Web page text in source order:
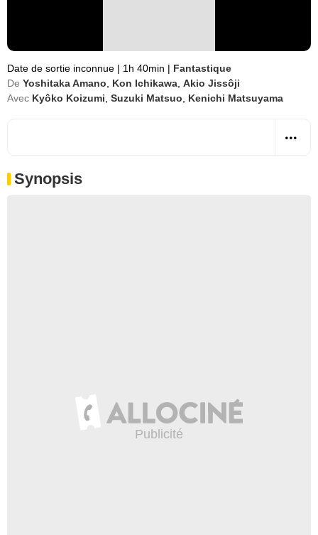
Date de sortie inconnue | 1h 40min | Fantastique
De Yoshitaka Amano Kon Ichikawa Akio Jissôji
Avec Kyôko Koizumi Suzuki Matsuo Kenichi Matsuyama
Synopsis